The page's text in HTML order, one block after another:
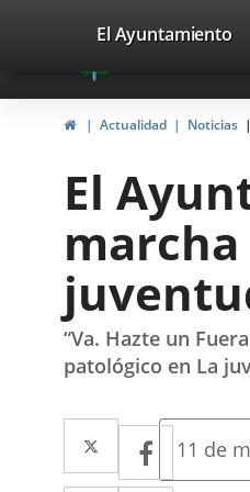
Portal
Web
del
Valladolid
valladolid.es
El Ayuntamiento
HomeActualidad Noticias
El
“Va. Hazte un
patológico en La
Twitter
Enlace
a
Enlace
a
Fecha
11 de